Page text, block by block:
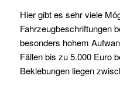
Hier gibt es sehr viele
Fahrzeugbeschriftungen
besonders hohem
Fällen bis zu 5.000 Euro
Beklebungen liegen